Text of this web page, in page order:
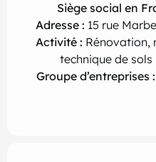
Siège social en
Adresse : 15 rue
Activité : Rénovation,
technique de
Groupe d’entreprises :